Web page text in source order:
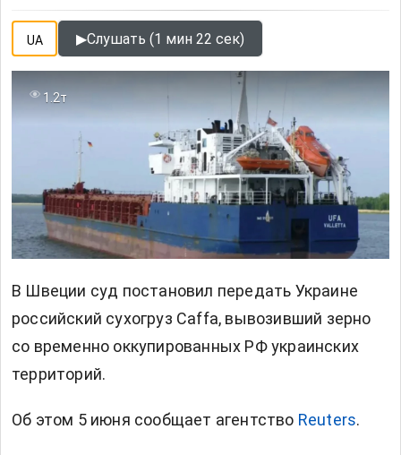
UA ▶Слушать (1 мин 22 сек)
1.2т
В Швеции суд постановил передать Украине
российский сухогруз Caffa, вывозивший зерно
со временно оккупированных РФ украинских
территорий.
Об этом 5 июня сообщает агентство Reuters.